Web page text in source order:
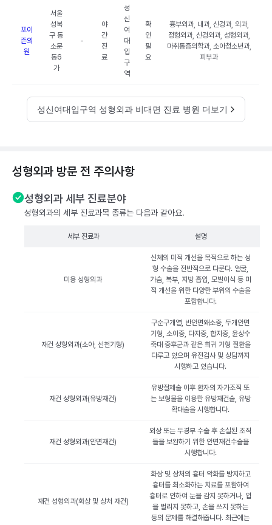
포이
즌의
원
서울
성북
구 동
소문
동6
가
-
야
간
진
료
성
신
여
대
입
구
역
확
인
필
요
흉부외과, 내과, 신경과, 외과,
정형외과, 신경외과, 성형외과,
마취통증의학과, 소아청소년과,
피부과
성신여대입구역 성형외과 비대면 진료 병원 더보기
성형외과 방문 전 주의사항
성형외과 세부 진료분야
성형외과의 세부 진료과목 종류는 다음과 같아요.
세부 진료과 설명
미용 성형외과
신체의 미적 개선을 목적으로 하는 성
형 수술을 전반적으로 다룬다. 얼굴,
가슴, 복부, 지방 흡입, 모발이식 등 미
적 개선을 위한 다양한 부위의 수술을
포함합니다.
재건 성형외과(소아, 선천기형)
구순구개열, 반안면왜소증, 두개안면
기형, 소이증, 다지증, 합지증, 윤상수
축대 증후군과 같은 희귀 기형 질환을
다루고 있으며 유전검사 및 상담까지
시행하고 있습니다.
재건 성형외과(유방재건)
유방절제술 이후 환자의 자가조직 또
는 보형물을 이용한 유방재건술, 유방
확대술을 시행합니다.
재건 성형외과(안면재건)
외상 또는 두경부 수술 후 손실된 조직
들을 보완하기 위한 안면재건수술을
시행합니다.
재건 성형외과(화상 및 상처 재건)
화상 및 상처의 흉터 악화를 방지하고
흉터를 최소화하는 치료를 포함하여
흉터로 인하여 눈을 감지 못하거나, 입
을 벌리지 못하고, 손을 쓰지 못하는
등의 문제를 해결해줍니다. 최근에는